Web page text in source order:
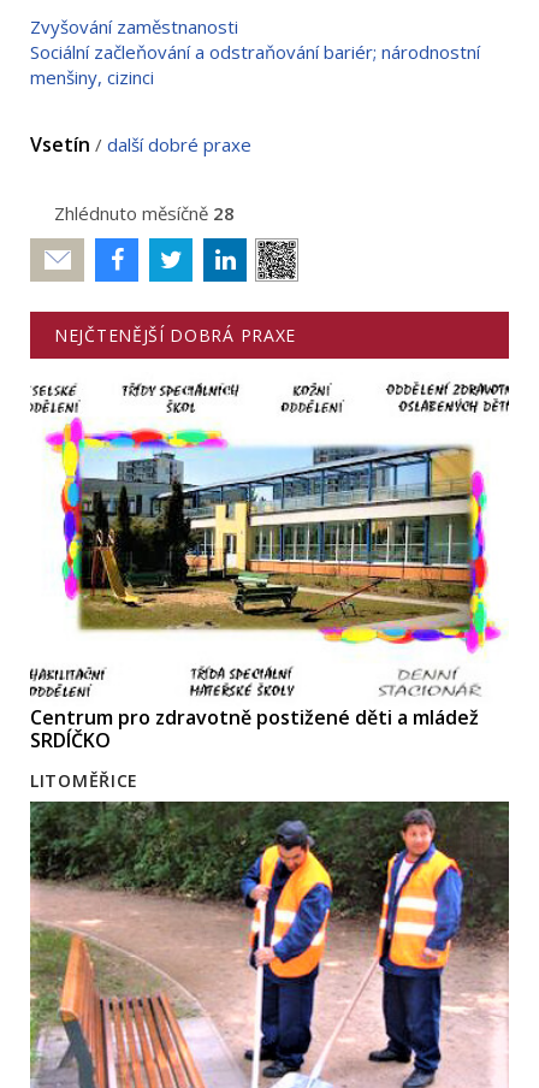
Zvyšování zaměstnanosti
Sociální začleňování a odstraňování bariér; národnostní
menšiny, cizinci
Vsetín / další dobré praxe
Zhlédnuto měsíčně 28
Poslat
NEJČTENĚJŠÍ DOBRÁ PRAXE
Centrum pro zdravotně postižené děti a mládež
SRDÍČKO
LITOMĚŘICE